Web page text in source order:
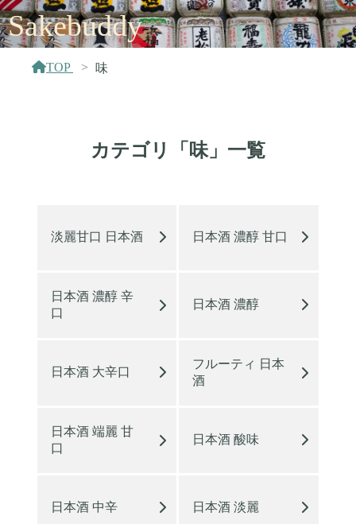
Sakebuddy
TOP 味
カテゴリ「味」一覧
淡麗甘口 日本酒 日本酒 濃醇 甘口
日本酒 濃醇 辛
口
日本酒 濃醇
日本酒 大辛口
フルーティ 日本
酒
日本酒 端麗 甘
口
日本酒 酸味
日本酒 中辛 日本酒 淡麗